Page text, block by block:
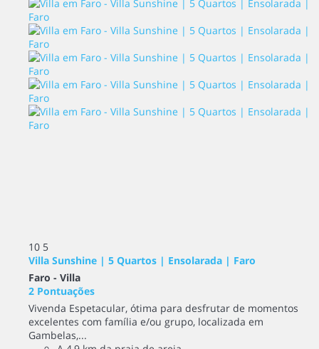
10 5
Villa Sunshine | 5 Quartos | Ensolarada | Faro
Faro - Villa
2 Pontuações
Vivenda Espetacular, ótima para desfrutar de momentos
excelentes com família e/ou grupo, localizada em
Gambelas,...